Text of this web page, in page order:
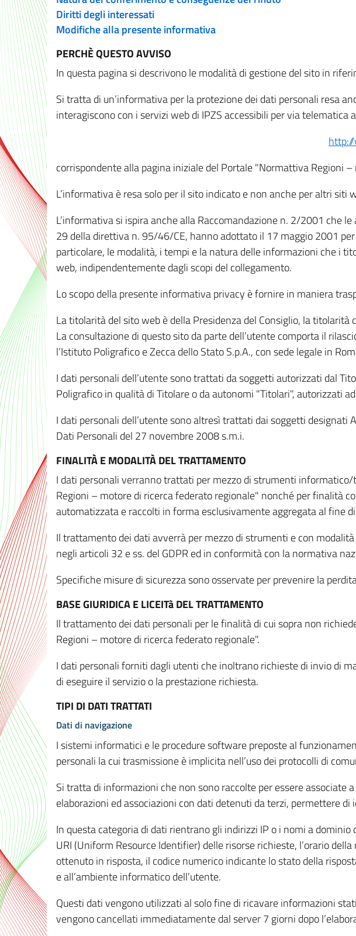
Diritti degli interessati
Modifiche alla presente informativa
PERCHÈ QUESTO AVVISO
In questa pagina si descrivono le modalità di gestione del sito in
Si tratta di un’informativa per la protezione dei dati personali resa
interagiscono con i servizi web di IPZS accessibili per via telematica
corrispondente alla pagina iniziale del Portale "Normattiva Regioni
L’informativa è resa solo per il sito indicato e non anche per altri
L’informativa si ispira anche alla Raccomandazione n. 2/2001 che
29 della direttiva n. 95/46/CE, hanno adottato il 17 maggio 2001
particolare, le modalità, i tempi e la natura delle informazioni che i
web, indipendentemente dagli scopi del collegamento.
Lo scopo della presente informativa privacy è fornire in maniera
La titolarità del sito web è della Presidenza del Consiglio, la
La consultazione di questo sito da parte dell’utente comporta il
l’Istituto Poligrafico e Zecca dello Stato S.p.A., con sede legale in
I dati personali dell’utente sono trattati da soggetti autorizzati dal
Poligrafico in qualità di Titolare o da autonomi "Titolari", autorizzati
I dati personali dell’utente sono altresì trattati dai soggetti
Dati Personali del 27 novembre 2008 s.m.i.
FINALITÀ E MODALITÀ DEL TRATTAMENTO
I dati personali verranno trattati per mezzo di strumenti
Regioni – motore di ricerca federato regionale" nonché per finalità
automatizzata e raccolti in forma esclusivamente aggregata al fine
Il trattamento dei dati avverrà per mezzo di strumenti e con
negli articoli 32 e ss. del GDPR ed in conformità con la normativa
Specifiche misure di sicurezza sono osservate per prevenire la
BASE GIURIDICA E LICEITà DEL TRATTAMENTO
Il trattamento dei dati personali per le finalità di cui sopra non
Regioni – motore di ricerca federato regionale".
I dati personali forniti dagli utenti che inoltrano richieste di invio di
di eseguire il servizio o la prestazione richiesta.
TIPI DI DATI TRATTATI
Dati di navigazione
I sistemi informatici e le procedure software preposte al
personali la cui trasmissione è implicita nell’uso dei protocolli di
Si tratta di informazioni che non sono raccolte per essere
elaborazioni ed associazioni con dati detenuti da terzi, permettere
In questa categoria di dati rientrano gli indirizzi IP o i nomi a
URI (Uniform Resource Identifier) delle risorse richieste, l’orario
ottenuto in risposta, il codice numerico indicante lo stato della
e all’ambiente informatico dell’utente.
Questi dati vengono utilizzati al solo fine di ricavare informazioni
vengono cancellati immediatamente dal server 7 giorni dopo